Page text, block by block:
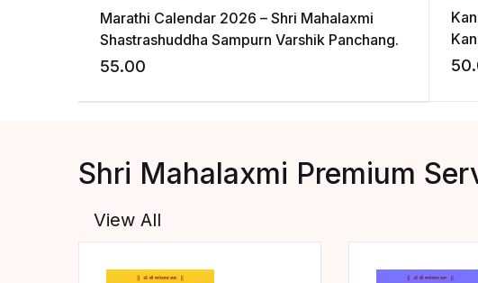
Marathi Calendar 2026 – Shri Mahalaxmi
Shastrashuddha Sampurn Varshik Panchang.
55.00 Add to
Shri Mahalaxmi Premium
View All